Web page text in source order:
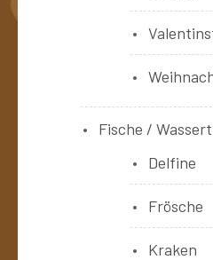
Fische /
Delfine
Frösche
Kraken